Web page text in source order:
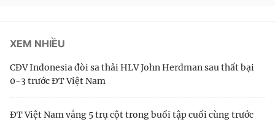
XEM NHIỀU
CĐV Indonesia đòi sa thải HLV John Herdman sau thất bại
0-3 trước ĐT Việt Nam
ĐT Việt Nam vắng 5 trụ cột trong buổi tập cuối cùng trước